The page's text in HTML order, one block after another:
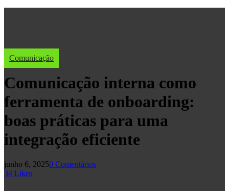
Comunicação
Comunicação interna como
ferramenta de onboarding:
boas práticas para uma
integração eficiente
junho 6, 20250 Comentários
34 Likes